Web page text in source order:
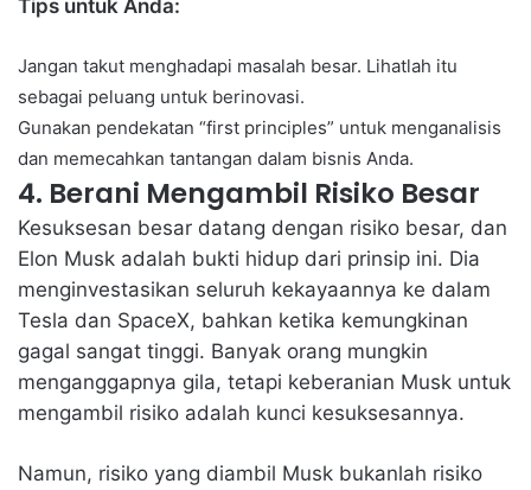
Tips untuk Anda:
Jangan takut menghadapi masalah besar. Lihatlah itu
sebagai peluang untuk berinovasi.
Gunakan pendekatan “first principles” untuk menganalisis
dan memecahkan tantangan dalam bisnis Anda.
4. Berani Mengambil Risiko Besar
Kesuksesan besar datang dengan risiko besar, dan
Elon Musk adalah bukti hidup dari prinsip ini. Dia
menginvestasikan seluruh kekayaannya ke dalam
Tesla dan SpaceX, bahkan ketika kemungkinan
gagal sangat tinggi. Banyak orang mungkin
menganggapnya gila, tetapi keberanian Musk untuk
mengambil risiko adalah kunci kesuksesannya.
Namun, risiko yang diambil Musk bukanlah risiko